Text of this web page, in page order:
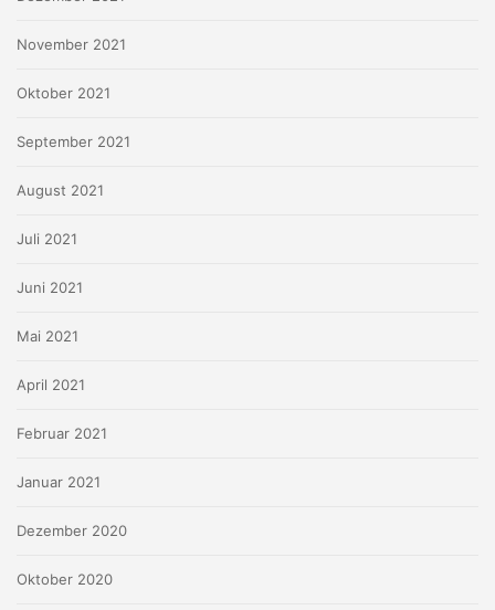
November 2021
Oktober 2021
September 2021
August 2021
Juli 2021
Juni 2021
Mai 2021
April 2021
Februar 2021
Januar 2021
Dezember 2020
Oktober 2020